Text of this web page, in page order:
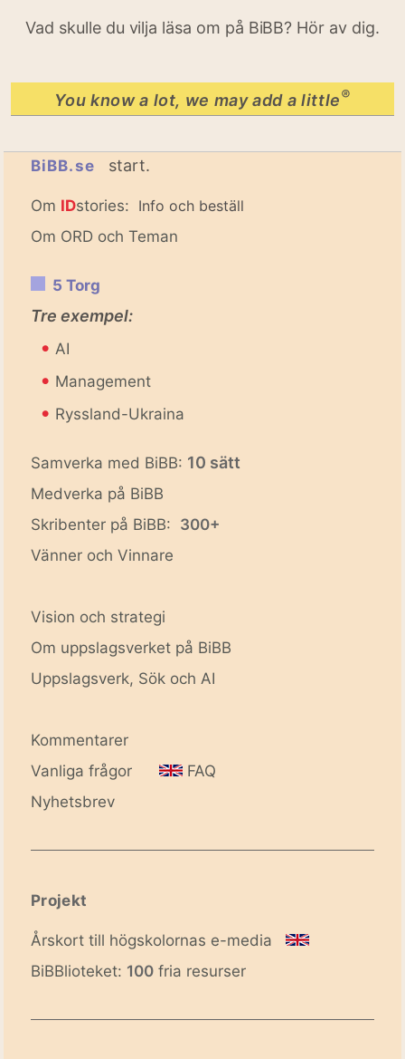
Vad skulle du vilja läsa om på BiBB? Hör av dig.
You know a lot, we may add a little®
BiBB.se start.
Om IDstories: Info och beställ
Om ORD och Teman
5 Torg
Tre exempel:
• AI
• Management
• Ryssland-Ukraina
Samverka med BiBB: 10 sätt
Medverka på BiBB
Skribenter på BiBB: 300+
Vänner och Vinnare
Vision och strategi
Om uppslagsverket på BiBB
Uppslagsverk, Sök och AI
Kommentarer
Vanliga frågor
FAQ
Nyhetsbrev
Projekt
Årskort till högskolornas e-media
BiBBlioteket: 100 fria resurser